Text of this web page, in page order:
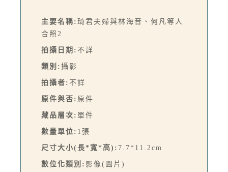
主要名稱: 琦君夫婦與林海音、何凡等人
合照2
拍攝日期: 不詳
類別: 攝影
拍攝者: 不詳
原件與否: 原件
藏品層次: 單件
數量單位: 1張
尺寸大小(長*寬*高): 7.7*11.2cm
數位化類別: 影像(圖片)